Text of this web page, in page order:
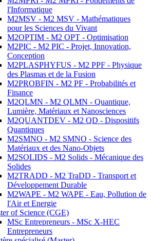
l'Informatique
M2MSV - M2 MSV - Mathématiques
pour les Sciences du Vivant
M2OPTIM - M2 OPT - Optimisation
M2PIC - M2 PIC - Projet, Innovation,
Conception
M2PLASPHYFUS - M2 PPF - Physique
des Plasmas et de la Fusion
M2PROBFIN - M2 PF - Probabilités et
Finance
M2QLMN - M2 QLMN - Quantique,
Lumière, Matériaux et Nanosciences
M2QUANTDEV - M2 QD - Dispositifs
Quantiques
M2SMNO - M2 SMNO - Science des
Matériaux et des Nano-Objets
M2SOLIDS - M2 Solids - Mécanique des
Solides
M2TRADD - M2 TraDD - Transport et
Développement Durable
M2WAPE - M2 WAPE - Eau, Pollution de
l'Air et Energie
of Science (CGE)
MSc Entrepreneurs - MSc X-HEC
Entrepreneurs